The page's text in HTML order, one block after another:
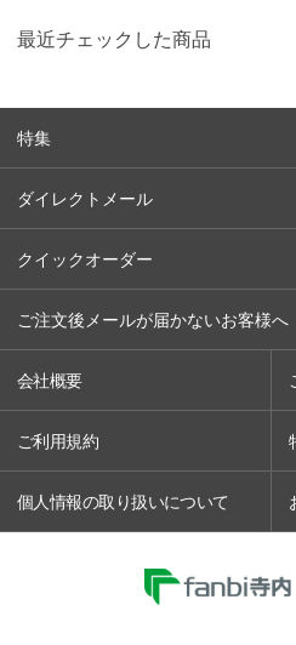
最近チェックした商品
特集
ダイレクトメール
クイックオーダー
ご注文後メールが届かないお客様へ
会社概要
ご利用規約
個人情報の取り扱いについて